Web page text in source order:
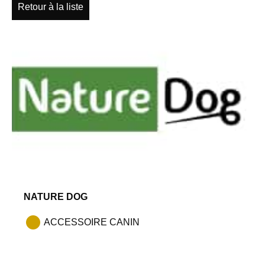
Retour à la liste
NATURE DOG
ACCESSOIRE CANIN